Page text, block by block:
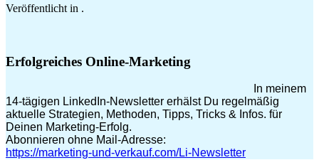
Veröffentlicht in .
Erfolgreiches Online-Marketing
In meinem
14-tägigen LinkedIn-Newsletter erhälst Du regelmäßig
aktuelle Strategien, Methoden, Tipps, Tricks & Infos. für
Deinen Marketing-Erfolg.
Abonnieren ohne Mail-Adresse:
https://marketing-und-verkauf.com/Li-Newsletter